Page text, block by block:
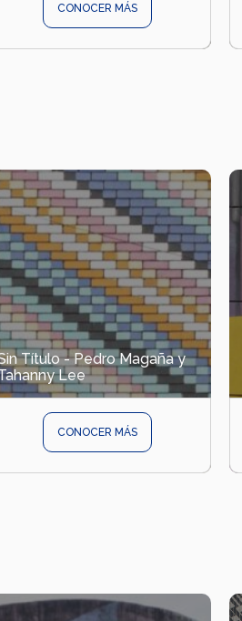
CONOCER MÁS
Título - Pedro Magaña y
Lee
CONOCER MÁS